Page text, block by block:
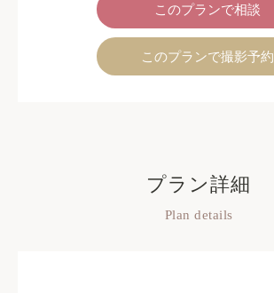
このプランで相談
このプランで撮影予約
プラン詳細
Plan details